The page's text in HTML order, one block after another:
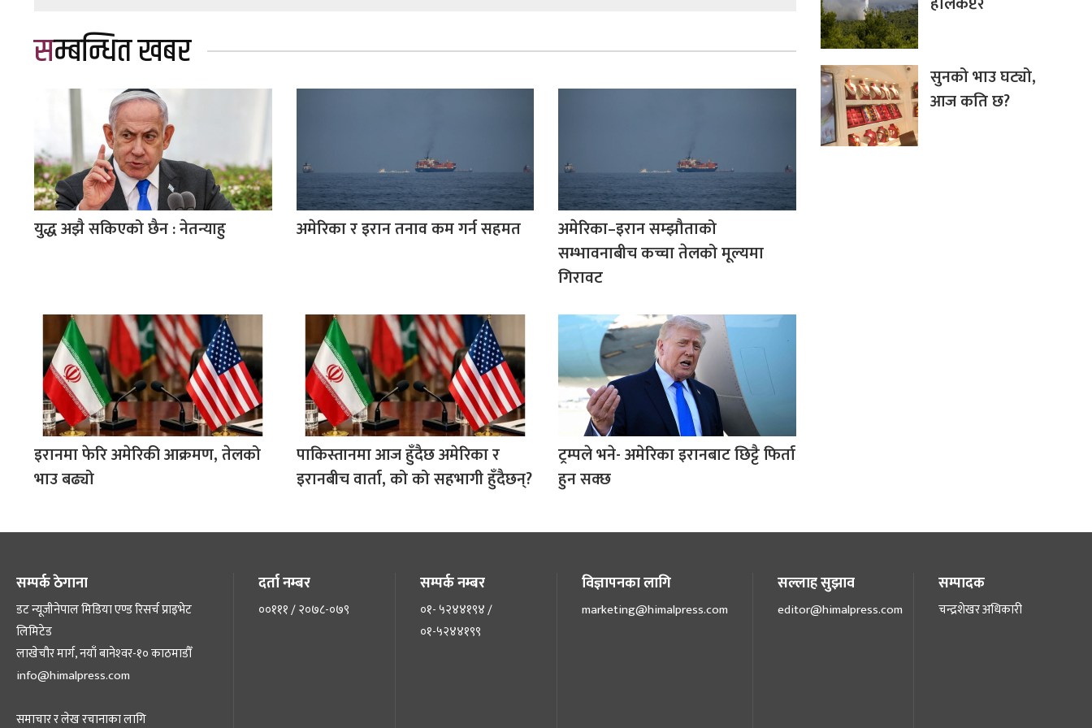
सम्बन्धित खबर
युद्ध अझै सकिएको छैन : नेतन्याहु अमेरिका र इरान तनाव कम गर्न सहमत
अमेरिका–इरान सम्झौताको
सम्भावनाबीच कच्चा तेलको मूल्यमा
गिरावट
इरानमा फेरि अमेरिकी आक्रमण, तेलको
भाउ बढ्यो
पाकिस्तानमा आज हुँदैछ अमेरिका र
इरानबीच वार्ता, को को सहभागी हुँदैछन्?
ट्रम्पले भने- अमेरिका इरानबाट छिट्टै फिर्ता
हुन सक्छ
सुनको भाउ घट्यो,
आज कति छ?
सम्पर्क ठेगाना
डट न्यूजीनेपाल मिडिया एण्ड रिसर्च प्राइभेट
लिमिटेड
लाखेचौर मार्ग, नयाँ बानेश्‍वर-१० काठमाडौँ
info@himalpress.com
समाचार र लेख रचानाका लागि
दर्ता नम्बर
००१११ / २०७८-०७९
सम्पर्क नम्बर
०१- ५२४४१९४ /
०१-५२४४१९९
विज्ञापनका लागि
marketing@himalpress.com
सल्लाह सुझाव
editor@himalpress.com
सम्पादक
चन्द्रशेखर अधिकारी